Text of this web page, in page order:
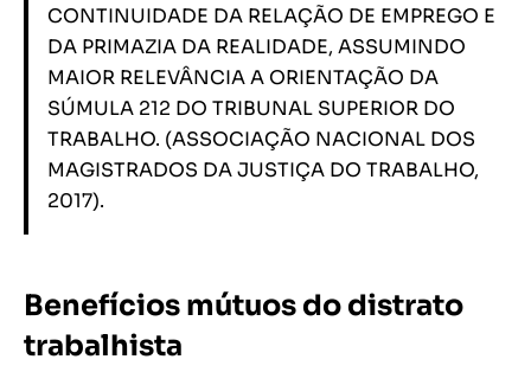
CONTINUIDADE DA RELAÇÃO DE EMPREGO E
DA PRIMAZIA DA REALIDADE, ASSUMINDO
MAIOR RELEVÂNCIA A ORIENTAÇÃO DA
SÚMULA 212 DO TRIBUNAL SUPERIOR DO
TRABALHO. (ASSOCIAÇÃO NACIONAL DOS
MAGISTRADOS DA JUSTIÇA DO TRABALHO,
2017).
Benefícios mútuos do distrato
trabalhista